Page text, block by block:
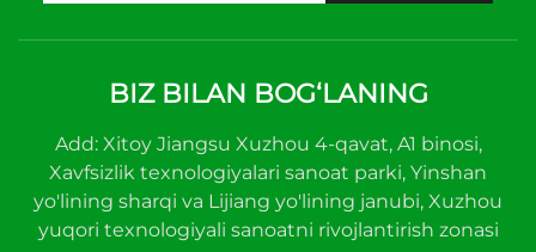
BIZ BILAN BOG‘LANING
Add: Xitoy Jiangsu Xuzhou 4-qavat, A1 binosi,
Xavfsizlik texnologiyalari sanoat parki, Yinshan
yo'lining sharqi va Lijiang yo'lining janubi, Xuzhou
yuqori texnologiyali sanoatni rivojlantirish zonasi